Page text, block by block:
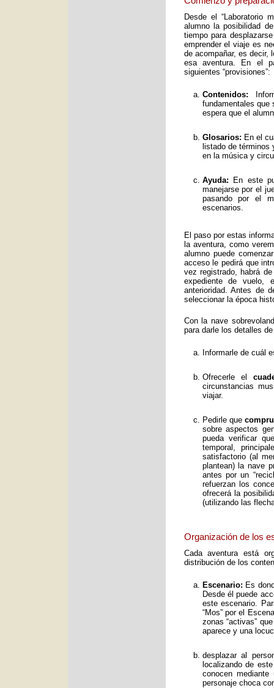
Desde el “Laboratorio
alumno la posibilidad
tiempo para
emprender el viaje es
de acompañar, es decir,
esa aventura. En el
siguientes “provisiones”:
Contenidos:
fundamentales que
espera que el
Glosarios: En el
listado de
en la música y
Ayuda: En este
manejarse por el
pasando por el
escenarios.
El paso por estas
la aventura, como
alumno puede
acceso le pedirá que
vez registrado, habrá
expediente de vuelo,
anterioridad. Antes de
seleccionar la época
Con la nave
para darle los detalles
Informarle de cuál
Ofrecerle el
circunstancias
viajar.
Pedirle que
sobre aspectos
pueda verificar
temporal,
satisfactorio (al
plantean) la nave
antes por un
refuerzan los
ofrecerá la
(utilizando las
Organización de los
Cada aventura está
distribución de los
Escenario: Es
Desde él puede
este escenario.
“Mos” por el
zonas “activas”
aparece y una
desplazar al
localizando de
conocen
personaje choca